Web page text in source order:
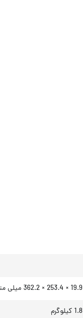
19.9 × 253.4 × 362.2 میلی‌ متر
1.8 کیلوگرم